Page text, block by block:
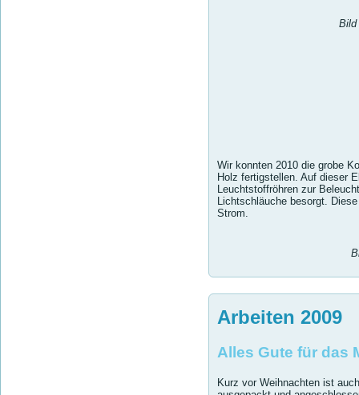
Bild
Wir konnten 2010 die grobe
Holz fertigstellen. Auf dieser
Leuchtstoffröhren zur
Lichtschläuche besorgt.
Strom.
Arbeiten 2009
Alles Gute für das
Kurz vor Weihnachten ist